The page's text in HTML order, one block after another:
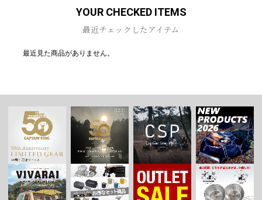
YOUR CHECKED ITEMS
最近チェックしたアイテム
最近見た商品がありません。